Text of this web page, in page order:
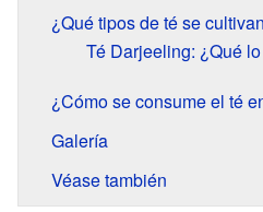
¿Qué tipos de té se
Té Darjeeling: ¿Qué
¿Cómo se consume el té
Galería
Véase también